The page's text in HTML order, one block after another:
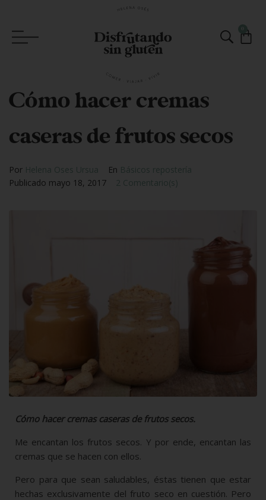
Cómo hacer cremas
caseras de frutos secos
Por Helena Oses Ursua En Básicos repostería
Publicado mayo 18, 2017 2 Comentario(s)
Cómo hacer cremas caseras de frutos secos.
Me encantan los frutos secos. Y por ende, encantan las
cremas que se hacen con ellos.
Pero para que sean saludables, éstas tienen que estar
hechas exclusivamente del fruto seco en cuestión. Pero